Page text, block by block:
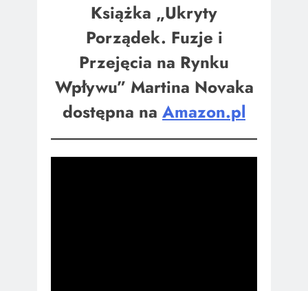
Książka „Ukryty
Porządek. Fuzje i
Przejęcia na Rynku
Wpływu” Martina Novaka
dostępna na Amazon.pl